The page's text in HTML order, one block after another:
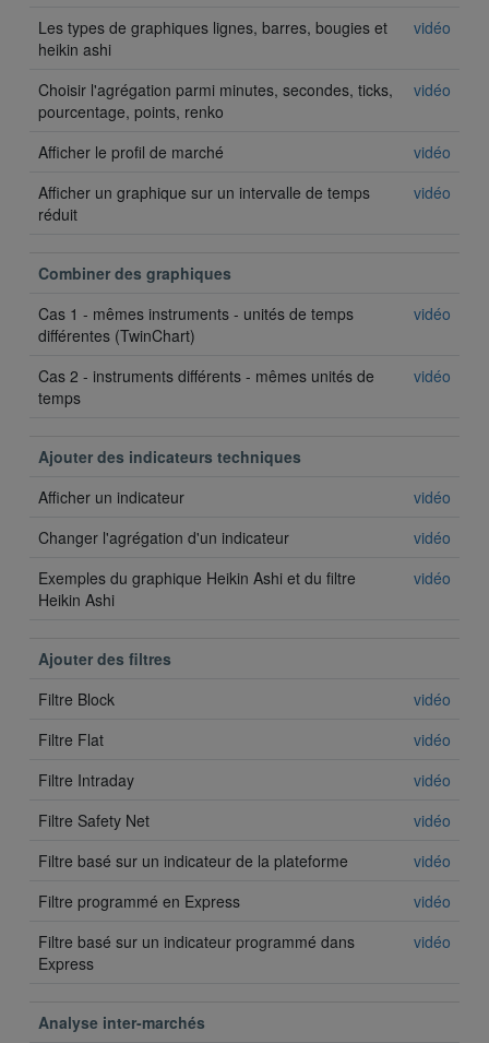
Les types de graphiques lignes, barres, bougies et
heikin ashi
vidéo
Choisir l'agrégation parmi minutes, secondes, ticks,
pourcentage, points, renko
vidéo
Afficher le profil de marché
vidéo
Afficher un graphique sur un intervalle de temps
réduit
vidéo
Combiner des graphiques
Cas 1 - mêmes instruments - unités de temps
différentes (TwinChart)
vidéo
Cas 2 - instruments différents - mêmes unités de
temps
vidéo
Ajouter des indicateurs techniques
Afficher un indicateur
vidéo
Changer l'agrégation d'un indicateur
vidéo
Exemples du graphique Heikin Ashi et du filtre
Heikin Ashi
vidéo
Ajouter des filtres
Filtre Block
vidéo
Filtre Flat
vidéo
Filtre Intraday
vidéo
Filtre Safety Net
vidéo
Filtre basé sur un indicateur de la plateforme
vidéo
Filtre programmé en Express
vidéo
Filtre basé sur un indicateur programmé dans
Express
vidéo
Analyse inter-marchés